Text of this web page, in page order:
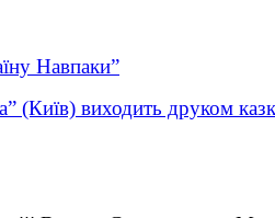
Навпаки”
(Київ) виходить друком